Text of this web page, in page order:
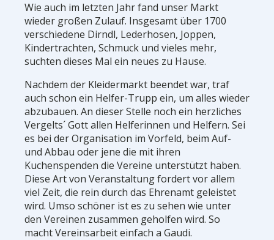
Wie auch im letzten Jahr fand unser Markt
wieder großen Zulauf. Insgesamt über 1700
verschiedene Dirndl, Lederhosen, Joppen,
Kindertrachten, Schmuck und vieles mehr,
suchten dieses Mal ein neues zu Hause.
Nachdem der Kleidermarkt beendet war, traf
auch schon ein Helfer-Trupp ein, um alles wieder
abzubauen. An dieser Stelle noch ein herzliches
Vergelts´ Gott allen Helferinnen und Helfern. Sei
es bei der Organisation im Vorfeld, beim Auf-
und Abbau oder jene die mit ihren
Kuchenspenden die Vereine unterstützt haben.
Diese Art von Veranstaltung fordert vor allem
viel Zeit, die rein durch das Ehrenamt geleistet
wird. Umso schöner ist es zu sehen wie unter
den Vereinen zusammen geholfen wird. So
macht Vereinsarbeit einfach a Gaudi.